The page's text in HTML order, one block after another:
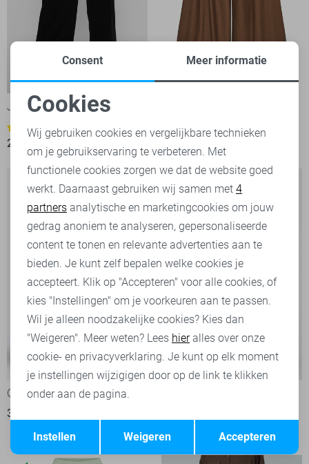
Jacqueline de Yong Broek
23,95 29,99
39,99
Only Broek
39,99
-20%
49,99
Noodzakelijke cookies
Personalisatie cookies
Analytische cookies
Marketing cookies
Terug Opslaan
Consent Meer informatie
Cookies
Wij gebruiken cookies en vergelijkbare technieken
om je gebruikservaring te verbeteren. Met
functionele cookies zorgen we dat de website goed
werkt. Daarnaast gebruiken wij samen met 4
partners analytische en marketingcookies om jouw
gedrag anoniem te analyseren, gepersonaliseerde
content te tonen en relevante advertenties aan te
bieden. Je kunt zelf bepalen welke cookies je
accepteert. Klik op "Accepteren" voor alle cookies, of
kies "Instellingen" om je voorkeuren aan te passen.
Wil je alleen noodzakelijke cookies? Kies dan
"Weigeren". Meer weten? Lees hieralles over onze
cookie- en privacyverklaring. Je kunt op elk moment
je instellingen wijzigigen door op de link te klikken
onder aan de pagina.
Accepteren
Weigeren
Instellen